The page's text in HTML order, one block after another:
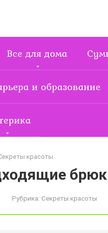
Все для дома
и образование
красоты
Рубрика: Секреты красоты